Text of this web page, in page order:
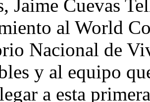
Jaime Cuevas
al World
Nacional de
y al equipo
a esta